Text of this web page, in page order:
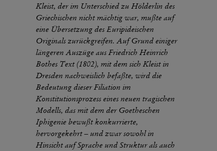
Kleist, der im Unterschied zu Hölderlin des
Griechischen nicht mächtig war, mußte auf
eine Übersetzung des Euripideischen
Originals zurückgreifen. Auf Grund einiger
längeren Auszüge aus Friedrich Heinrich
Bothes Text (1802), mit dem sich Kleist in
Dresden nachweislich befaßte, wird die
Bedeutung dieser Filiation im
Konstitutionsprozess eines neuen tragischen
Modells, das mit dem der Goetheschen
Iphigenie bewußt konkurrierte,
hervorgekehrt – und zwar sowohl in
Hinsicht auf Sprache und Struktur als auch